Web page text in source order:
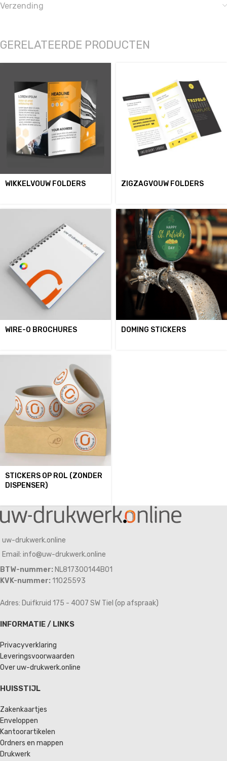
Verzending
GERELATEERDE PRODUCTEN
WIKKELVOUW FOLDERS ZIGZAGVOUW FOLDERS
WIRE-O BROCHURES DOMING STICKERS
STICKERS OP ROL (ZONDER
DISPENSER)
uw-drukwerk.online
Email: info@uw-drukwerk.online
BTW-nummer: NL817300144B01
KVK-nummer: 11025593
Adres: Duifkruid 175 - 4007 SW Tiel (op afspraak)
INFORMATIE / LINKS
Privacyverklaring
Leveringsvoorwaarden
Over uw-drukwerk.online
HUISSTIJL
Zakenkaartjes
Enveloppen
Kantoorartikelen
Ordners en mappen
Drukwerk